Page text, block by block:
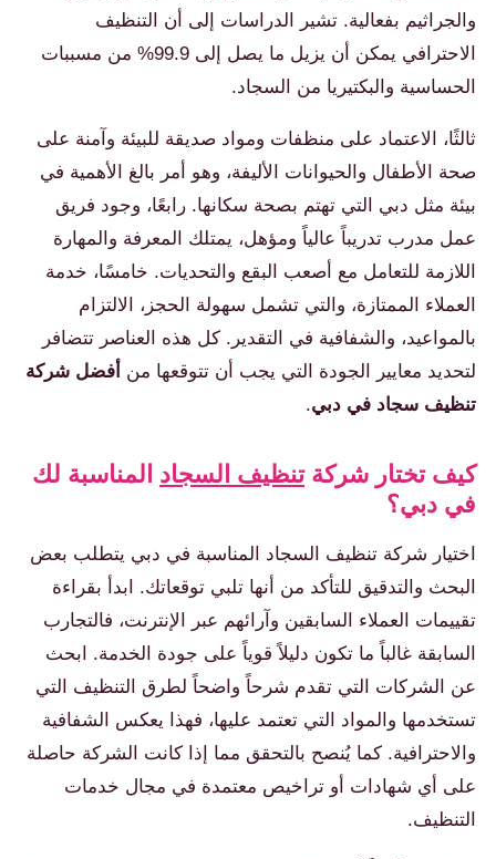
والجراثيم بفعالية. تشير الدراسات إلى أن التنظيف
الاحترافي يمكن أن يزيل ما يصل إلى 99.9% من مسببات
الحساسية والبكتيريا من السجاد.
ثالثًا، الاعتماد على منظفات ومواد صديقة للبيئة وآمنة على
صحة الأطفال والحيوانات الأليفة، وهو أمر بالغ الأهمية في
بيئة مثل دبي التي تهتم بصحة سكانها. رابعًا، وجود فريق
عمل مدرب تدريباً عالياً ومؤهل، يمتلك المعرفة والمهارة
اللازمة للتعامل مع أصعب البقع والتحديات. خامسًا، خدمة
العملاء الممتازة، والتي تشمل سهولة الحجز، الالتزام
بالمواعيد، والشفافية في التقدير. كل هذه العناصر تتضافر
لتحديد معايير الجودة التي يجب أن تتوقعها من أفضل شركة
تنظيف سجاد في دبي.
كيف تختار شركةتنظيف السجاد المناسبة لك
في دبي؟
اختيار شركة تنظيف السجاد المناسبة في دبي يتطلب بعض
البحث والتدقيق للتأكد من أنها تلبي توقعاتك. ابدأ بقراءة
تقييمات العملاء السابقين وآرائهم عبر الإنترنت، فالتجارب
السابقة غالباً ما تكون دليلاً قوياً على جودة الخدمة. ابحث
عن الشركات التي تقدم شرحاً واضحاً لطرق التنظيف التي
تستخدمها والمواد التي تعتمد عليها، فهذا يعكس الشفافية
والاحترافية. كما يُنصح بالتحقق مما إذا كانت الشركة حاصلة
على أي شهادات أو تراخيص معتمدة في مجال خدمات
التنظيف.